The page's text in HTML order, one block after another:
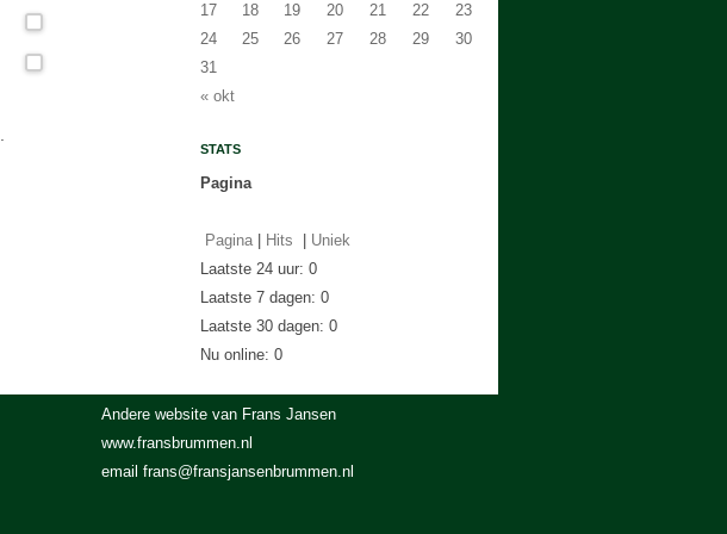
17
18 19 20 21 22
23
24
25 26 27 28 29
30
31
« okt
STATS
Pagina
Pagina Hits
Uniek
Laatste 24 uur: 0
Laatste 7 dagen: 0
Laatste 30 dagen: 0
Nu online: 0
Andere website van Frans Jansen
www.fransbrummen.nl
email frans@fransjansenbrummen.nl